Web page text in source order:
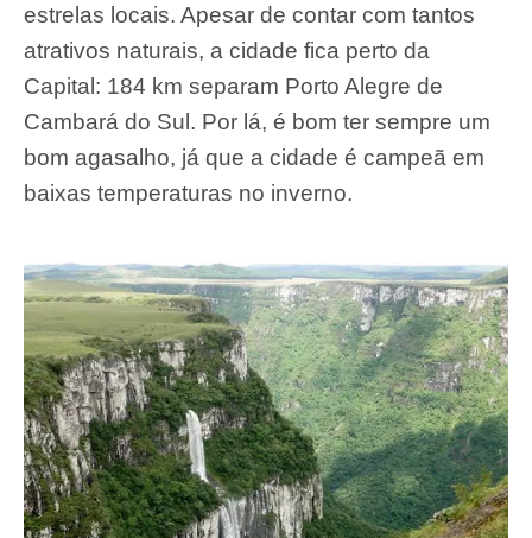
estrelas locais. Apesar de contar com tantos
atrativos naturais, a cidade fica perto da
Capital: 184 km separam Porto Alegre de
Cambará do Sul. Por lá, é bom ter sempre um
bom agasalho, já que a cidade é campeã em
baixas temperaturas no inverno.